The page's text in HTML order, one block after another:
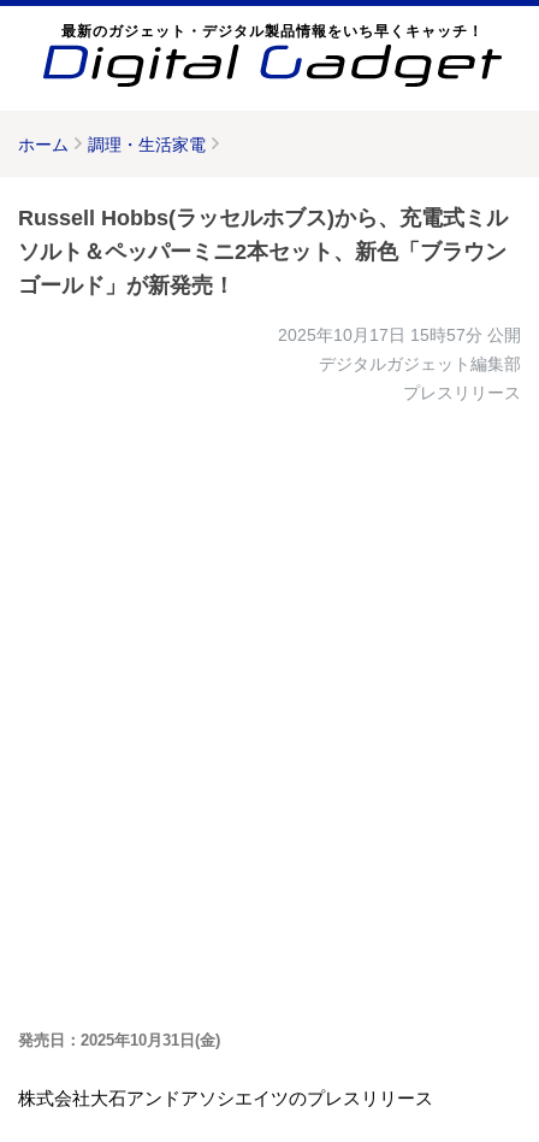
最新のガジェット・デジタル製品情報をいち早くキャッチ！
ホーム 調理・生活家電
Russell Hobbs(ラッセルホブス)から、充電式ミル
ソルト＆ペッパーミニ2本セット、新色「ブラウン
ゴールド」が新発売！
2025年10月17日 15時57分 公開
デジタルガジェット編集部
プレスリリース
発売日：2025年10月31日(金)
株式会社大石アンドアソシエイツのプレスリリース